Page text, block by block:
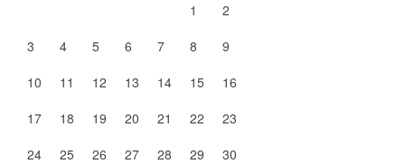
1
2
3
4 5 6 7 8
9
10
11 12 13 14 15
16
17
18 19 20 21 22
23
24
25 26 27 28 29
30